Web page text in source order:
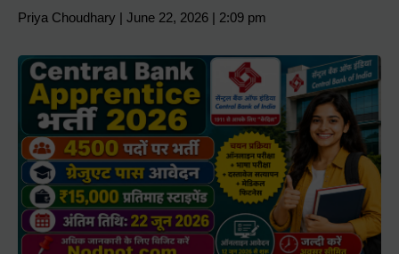
Priya Choudhary June 22, 2026 2:09 pm